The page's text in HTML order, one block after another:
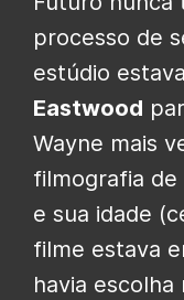
processo de
estúdio
Eastwood
Wayne mais
filmografia de
e sua idade
filme estava
havia escolha